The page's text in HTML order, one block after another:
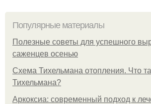
Популярные материалы
Полезные советы для успешного
саженцев осенью
Схема Тихельмана отопления. Что
Тихельмана?
Аркоксиа: современный подход к